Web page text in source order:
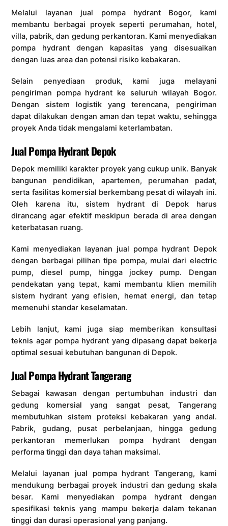
Melalui layanan jual pompa hydrant Bogor, kami
membantu berbagai proyek seperti perumahan, hotel,
villa, pabrik, dan gedung perkantoran. Kami menyediakan
pompa hydrant dengan kapasitas yang disesuaikan
dengan luas area dan potensi risiko kebakaran.
Selain penyediaan produk, kami juga melayani
pengiriman pompa hydrant ke seluruh wilayah Bogor.
Dengan sistem logistik yang terencana, pengiriman
dapat dilakukan dengan aman dan tepat waktu, sehingga
proyek Anda tidak mengalami keterlambatan.
Jual Pompa Hydrant Depok
Depok memiliki karakter proyek yang cukup unik. Banyak
bangunan pendidikan, apartemen, perumahan padat,
serta fasilitas komersial berkembang pesat di wilayah ini.
Oleh karena itu, sistem hydrant di Depok harus
dirancang agar efektif meskipun berada di area dengan
keterbatasan ruang.
Kami menyediakan layanan jual pompa hydrant Depok
dengan berbagai pilihan tipe pompa, mulai dari electric
pump, diesel pump, hingga jockey pump. Dengan
pendekatan yang tepat, kami membantu klien memilih
sistem hydrant yang efisien, hemat energi, dan tetap
memenuhi standar keselamatan.
Lebih lanjut, kami juga siap memberikan konsultasi
teknis agar pompa hydrant yang dipasang dapat bekerja
optimal sesuai kebutuhan bangunan di Depok.
Jual Pompa Hydrant Tangerang
Sebagai kawasan dengan pertumbuhan industri dan
gedung komersial yang sangat pesat, Tangerang
membutuhkan sistem proteksi kebakaran yang andal.
Pabrik, gudang, pusat perbelanjaan, hingga gedung
perkantoran memerlukan pompa hydrant dengan
performa tinggi dan daya tahan maksimal.
Melalui layanan jual pompa hydrant Tangerang, kami
mendukung berbagai proyek industri dan gedung skala
besar. Kami menyediakan pompa hydrant dengan
spesifikasi teknis yang mampu bekerja dalam tekanan
tinggi dan durasi operasional yang panjang.